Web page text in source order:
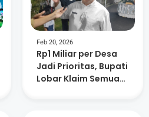
Feb 20, 2026
Rp1 Miliar per Desa
Jadi Prioritas, Bupati
Lobar Klaim Semua